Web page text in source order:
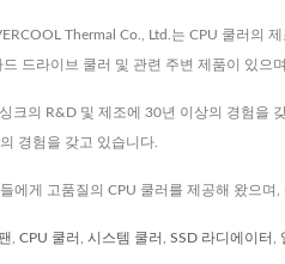
Thermal Co., Ltd.는 CPU 쿨러의
드라이브 쿨러 및 관련 주변 제품이 있으
크의 R&D 및 제조에 30년 이상의 경험을
경험을 갖고 있습니다.
에게 고품질의 CPU 쿨러를 제공해 왔으
CPU 쿨러 시스템 쿨러 SSD 라디에이터